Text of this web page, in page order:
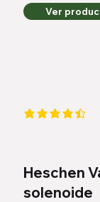
Ver
la calificación
Heschen
solenoide